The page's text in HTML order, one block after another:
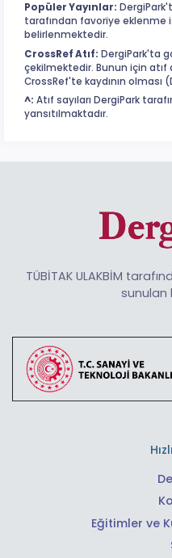
Popüler Yayınlar:
tarafından favoriye
belirlenmektedir.
CrossRef Atıf: DergiPark'ta
çekilmektedir. Bunun için
CrossRef'te kaydının olması
^: Atıf sayıları DergiPark
yansıtılmaktadır.
TÜBİTAK ULAKBİM
sunulan
Eğitimler ve